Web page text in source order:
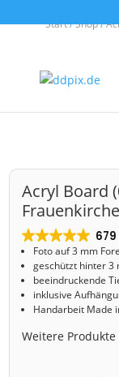
Start/Shop/
Acryl Board
Foto auf 3 mm
geschützt hinter 3
beeindruckende
inklusive
Handarbeit Made
Weitere